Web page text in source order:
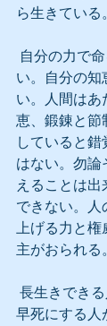
ら生きている
い。自分の知
い。人間はあ
恵、鍛錬と節
していると
はない。勿論
えることは
できない。人
上げる力と
主がおられる
早死にする人